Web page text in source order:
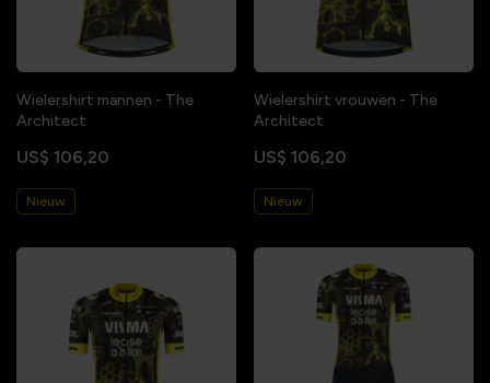
Wielershirt mannen - The
Architect
US$ 106,20
Nieuw
Wielershirt vrouwen - The
Architect
US$ 106,20
Nieuw